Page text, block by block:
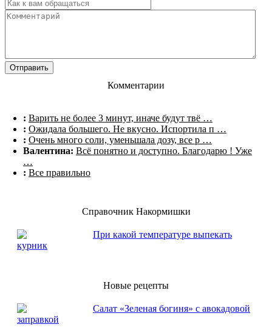
Комментарии
: Варить не более 3 минут, иначе будут твё …
: Ожидала большего. Не вкусно. Испортила п …
: Очень много соли, уменьшала дозу, все р …
Валентина: Всё понятно и доступно. Благодарю ! Уже
…
: Все правильно
Справочник Накормишки
При какой температуре выпекать
курник
Новые рецепты
Салат «Зеленая богиня» с авокадовой
заправкой